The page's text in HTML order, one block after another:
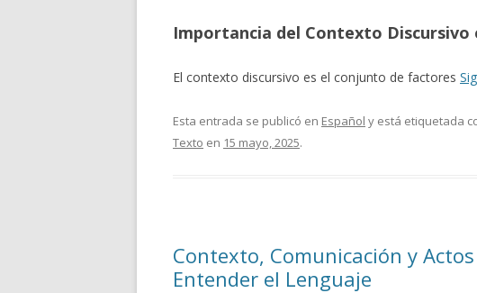
Importancia del Contexto Discursivo
El contexto discursivo es el conjunto de factores
Esta entrada se publicó en Español y está etiquetada
Texto en 15 mayo, 2025.
Contexto, Comunicación y
Entender el Lenguaje